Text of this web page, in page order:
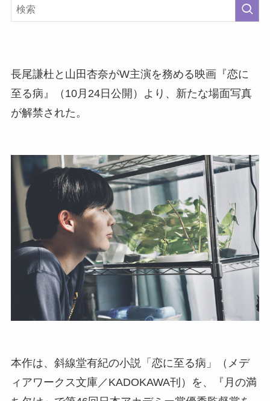
長尾謙杜と山田杏奈がW主演を務める映画『恋に
至る病』（10月24日公開）より、新たな場面写真
が解禁された。
本作は、斜線堂有紀の小説「恋に至る病」（メデ
ィアワークス文庫／KADOKAWA刊）を、『月の満